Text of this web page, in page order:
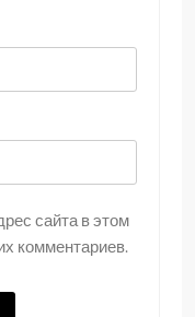
сайта в этом
комментариев.